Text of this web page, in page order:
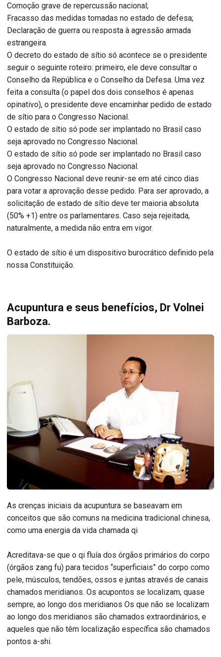
Comoção grave de repercussão nacional;
Fracasso das medidas tomadas no estado de defesa;
Declaração de guerra ou resposta à agressão armada
estrangeira.
O decreto do estado de sítio só acontece se o presidente
seguir o seguinte roteiro: primeiro, ele deve consultar o
Conselho da República e o Conselho da Defesa. Uma vez
feita a consulta (o papel dos dois conselhos é apenas
opinativo), o presidente deve encaminhar pedido de estado
de sítio para o Congresso Nacional.
O estado de sítio só pode ser implantado no Brasil caso
seja aprovado no Congresso Nacional.
O estado de sítio só pode ser implantado no Brasil caso
seja aprovado no Congresso Nacional.
O Congresso Nacional deve reunir-se em até cinco dias
para votar a aprovação desse pedido. Para ser aprovado, a
solicitação de estado de sítio deve ter maioria absoluta
(50% +1) entre os parlamentares. Caso seja rejeitada,
naturalmente, a medida não entra em vigor.
O estado de sítio é um dispositivo burocrático definido pela
nossa Constituição.
Acupuntura e seus benefícios, Dr Volnei
Barboza.
As crenças iniciais da acupuntura se baseavam em
conceitos que são comuns na medicina tradicional chinesa,
como uma energia da vida chamada qi
Acreditava-se que o qi fluía dos órgãos primários do corpo
(órgãos zang fu) para tecidos “superficiais” do corpo como
pele, músculos, tendões, ossos e juntas através de canais
chamados meridianos. Os acupontos se localizam, quase
sempre, ao longo dos meridianos Os que não se localizam
ao longo dos meridianos são chamados extraordinários, e
aqueles que não têm localização específica são chamados
pontos a-shi.